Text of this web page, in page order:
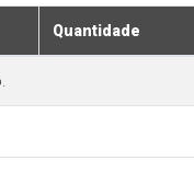
Quantidade